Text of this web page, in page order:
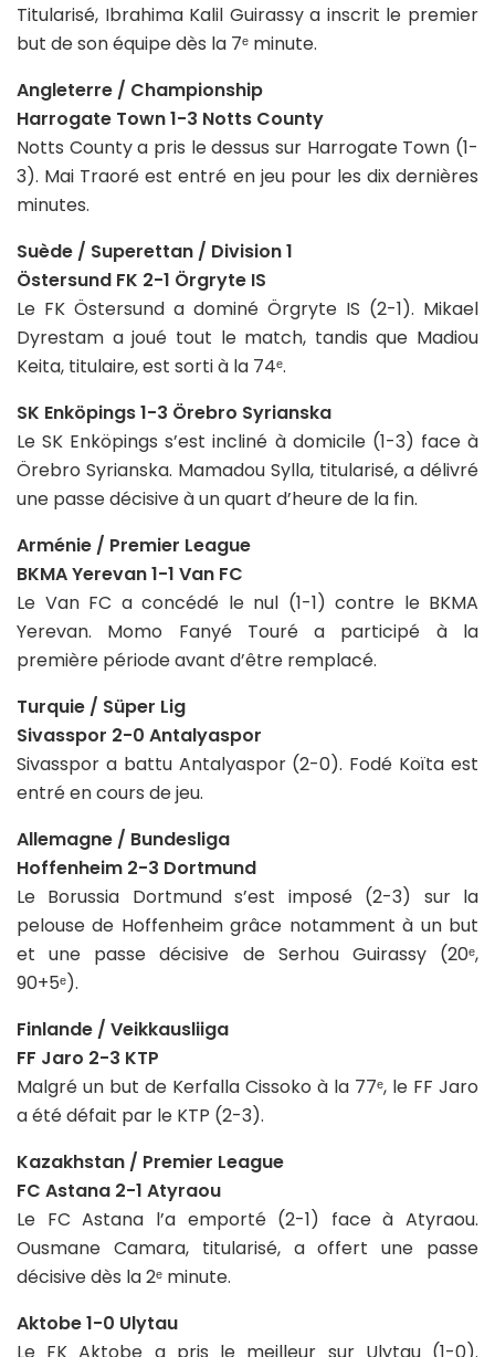
Titularisé, Ibrahima Kalil Guirassy a inscrit le premier
but de son équipe dès la 7ᵉ minute.
Angleterre / Championship
Harrogate Town 1-3 Notts County
Notts County a pris le dessus sur Harrogate Town (1-
3). Mai Traoré est entré en jeu pour les dix dernières
minutes.
Suède / Superettan / Division 1
Östersund FK 2-1 Örgryte IS
Le FK Östersund a dominé Örgryte IS (2-1). Mikael
Dyrestam a joué tout le match, tandis que Madiou
Keita, titulaire, est sorti à la 74ᵉ.
SK Enköpings 1-3 Örebro Syrianska
Le SK Enköpings s’est incliné à domicile (1-3) face à
Örebro Syrianska. Mamadou Sylla, titularisé, a délivré
une passe décisive à un quart d’heure de la fin.
Arménie / Premier League
BKMA Yerevan 1-1 Van FC
Le Van FC a concédé le nul (1-1) contre le BKMA
Yerevan. Momo Fanyé Touré a participé à la
première période avant d’être remplacé.
Turquie / Süper Lig
Sivasspor 2-0 Antalyaspor
Sivasspor a battu Antalyaspor (2-0). Fodé Koïta est
entré en cours de jeu.
Allemagne / Bundesliga
Hoffenheim 2-3 Dortmund
Le Borussia Dortmund s’est imposé (2-3) sur la
pelouse de Hoffenheim grâce notamment à un but
et une passe décisive de Serhou Guirassy (20ᵉ,
90+5ᵉ).
Finlande / Veikkausliiga
FF Jaro 2-3 KTP
Malgré un but de Kerfalla Cissoko à la 77ᵉ, le FF Jaro
a été défait par le KTP (2-3).
Kazakhstan / Premier League
FC Astana 2-1 Atyraou
Le FC Astana l’a emporté (2-1) face à Atyraou.
Ousmane Camara, titularisé, a offert une passe
décisive dès la 2ᵉ minute.
Aktobe 1-0 Ulytau
Le FK Aktobe a pris le meilleur sur Ulytau (1-0).